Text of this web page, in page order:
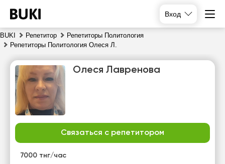
Вход
BUKI Репетитор
Репетиторы Политология
Репетиторы Политология Олеся Л.
Олеся Лавренова
Связаться с репетитором
7000 тнг/час
сб
вс